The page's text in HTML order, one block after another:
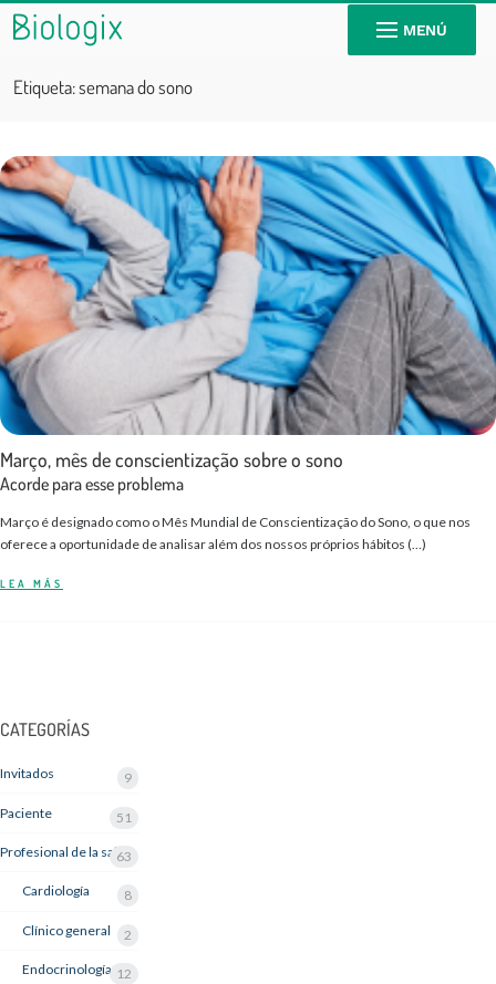
MENÚ
Etiqueta:semana do sono
Março, mês de conscientização sobre o sono
Acorde para esse problema
Março é designado como o Mês Mundial de Conscientização do Sono, o que nos
oferece a oportunidade de analisar além dos nossos próprios hábitos (…)
LEA MÁS
CATEGORÍAS
Invitados 9
Paciente 51
Profesional de la salud
63
Cardiología 8
Clínico general 2
Endocrinología 12